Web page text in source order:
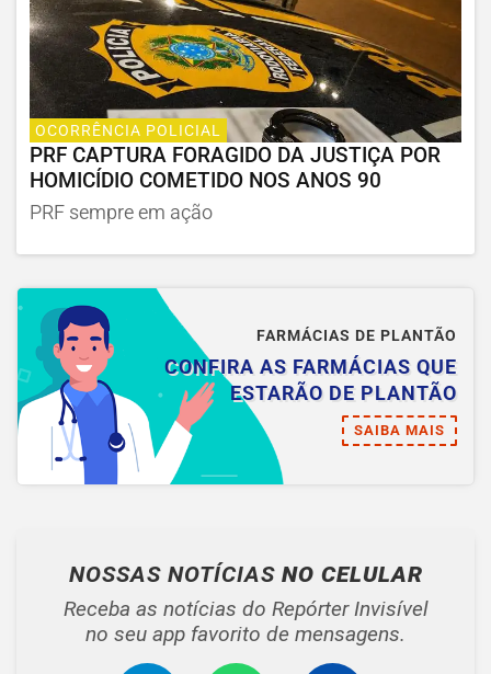
OCORRÊNCIA POLICIAL
PRF CAPTURA FORAGIDO DA JUSTIÇA POR
HOMICÍDIO COMETIDO NOS ANOS 90
PRF sempre em ação
FARMÁCIAS DE PLANTÃO
CONFIRA AS FARMÁCIAS QUE
ESTARÃO DE PLANTÃO
SAIBA MAIS
NOSSAS NOTÍCIAS NO CELULAR
Receba as notícias do Repórter Invisível
no seu app favorito de mensagens.